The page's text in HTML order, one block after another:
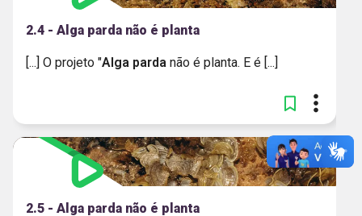
2.4 - Alga parda não é planta
[...] O projeto "Alga parda não é planta. E é [...]
2.5 - Alga parda não é planta